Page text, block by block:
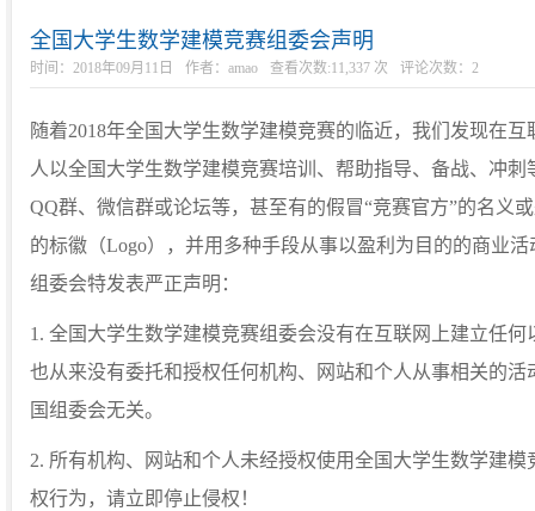
全国大学生数学建模竞赛组委会声明
时间：2018年09月11日 作者：amao 查看次数:11,337 次 评论次数： 2
随着2018年全国大学生数学建模竞赛的临近，我们发现在
人以全国大学生数学建模竞赛培训、帮助指导、备战、冲
QQ群、微信群或论坛等，甚至有的假冒“竞赛官方”的名义
的标徽（Logo），并用多种手段从事以盈利为目的的商业
组委会特发表严正声明：
1. 全国大学生数学建模竞赛组委会没有在互联网上建立任
也从来没有委托和授权任何机构、网站和个人从事相关的
国组委会无关。
2. 所有机构、网站和个人未经授权使用全国大学生数学建
权行为，请立即停止侵权！